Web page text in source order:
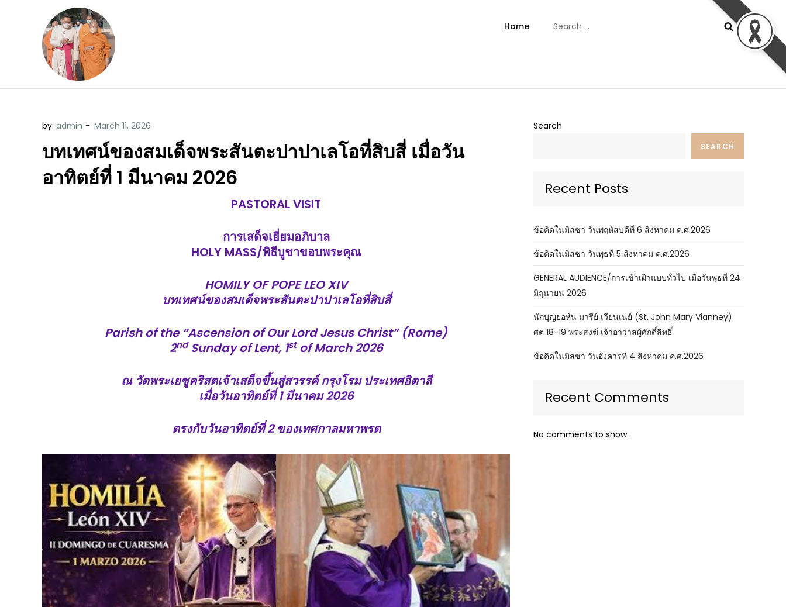
Home
for:
by: admin
บทเทศน์ของสมเด็จพระสันตะปาปาเลโอที่สิบสี่ เมื่อวัน
อาทิตย์ที่ 1 มีนาคม 2026
PASTORAL VISIT
การเสด็จเยี่ยมอภิบาล
HOLY MASS/พิธีบูชาขอบพระคุณ
HOMILY OF POPE LEO XIV
บทเทศน์ของสมเด็จพระสันตะปาปาเลโอที่สิบสี่
Parish of the “Ascension of Our Lord Jesus Christ” (Rome)
2ndSunday of Lent, 1stof March 2026
ณ วัดพระเยซูคริสตเจ้าเสด็จขึ้นสู่สวรรค์ กรุงโรม ประเทศอิตาลี
เมื่อวันอาทิตย์ที่1 มีนาคม 2026
ตรงกับวันอาทิตย์ที่2 ของเทศกาลมหาพรต
Search
SEARCH
Recent Posts
ข้อคิดในมิสซา วันพฤหัสบดีที่ 6 สิงหาคม ค.ศ.2026
ข้อคิดในมิสซา วันพุธที่ 5 สิงหาคม ค.ศ.2026
GENERAL AUDIENCE/การเข้าเฝ้าแบบทั่วไป เมื่อวันพุธที่ 24
มิถุนายน 2026
นักบุญยอห์น มารีย์ เวียนเนย์ (St. John Mary Vianney)
ศต 18-19 พระสงฆ์ เจ้าอาวาสผู้ศักดิ์สิทธิ์
ข้อคิดในมิสซา วันอังคารที่ 4 สิงหาคม ค.ศ.2026
Recent Comments
No comments to show.